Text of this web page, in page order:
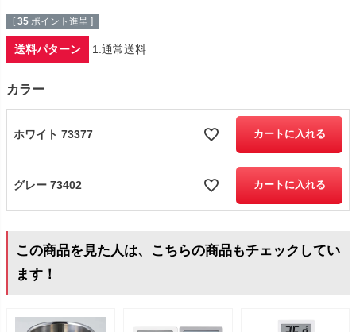
[ 35 ポイント進呈 ]
送料パターン 1.通常送料
カラー
ホワイト 73377 カートに入れる
グレー 73402 カートに入れる
この商品を見た人は、こちらの商品もチェックしてい
ます！